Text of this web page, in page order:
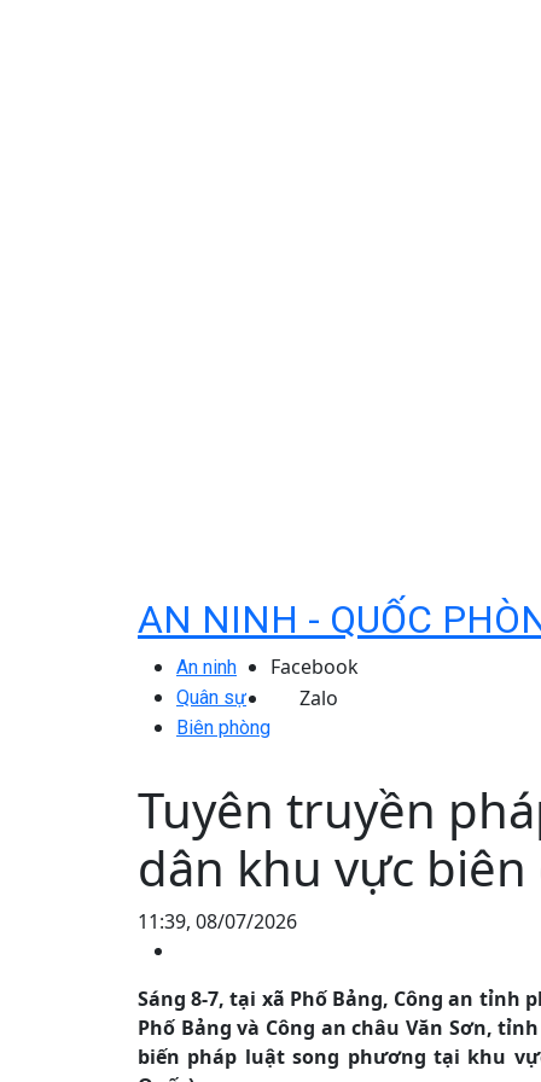
AN NINH - QUỐC
An ninh
Quân sự
Biên phòng
Facebook
Zalo
Tuyên truyền
dân khu vực
11:39, 08/07/2026
Sáng 8-7, tại xã Phố Bảng, Công an tỉnh
Phố Bảng và Công an châu Văn Sơn,
biến pháp luật song phương tại khu